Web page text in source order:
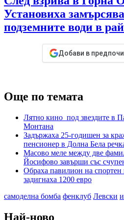
Установиха
подземните води в
Добави в
Още по темата
Лятно кино под звездите в
Монтана
Задържаха 25-годишен за
пенсионер в Долна Бела
Масово меле между две
Йосифово завърши със
Обраха павилион на
задигнаха 1200 евро
самоделна бомба фенклуб Левски
Най-ново